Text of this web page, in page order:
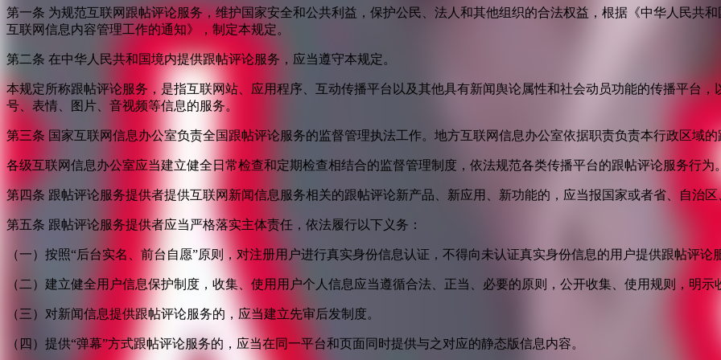
第一条 为规范互联网跟帖评论服务，维护国家安全和公共利益，保护公民、法人和其他组织的合法权益，根据《中华人民共
互联网信息内容管理工作的通知》，制定本规定。
第二条 在中华人民共和国境内提供跟帖评论服务，应当遵守本规定。
本规定所称跟帖评论服务，是指互联网站、应用程序、互动传播平台以及其他具有新闻舆论属性和社会动员功能的传播平台
号、表情、图片、音视频等信息的服务。
第三条 国家互联网信息办公室负责全国跟帖评论服务的监督管理执法工作。地方互联网信息办公室依据职责负责本行政区域
各级互联网信息办公室应当建立健全日常检查和定期检查相结合的监督管理制度，依法规范各类传播平台的跟帖评论服务行为
第四条 跟帖评论服务提供者提供互联网新闻信息服务相关的跟帖评论新产品、新应用、新功能的，应当报国家或者省、自治
第五条 跟帖评论服务提供者应当严格落实主体责任，依法履行以下义务：
（一）按照“后台实名、前台自愿”原则，对注册用户进行真实身份信息认证，不得向未认证真实身份信息的用户提供跟帖评论
（二）建立健全用户信息保护制度，收集、使用用户个人信息应当遵循合法、正当、必要的原则，公开收集、使用规则，明
（三）对新闻信息提供跟帖评论服务的，应当建立先审后发制度。
（四）提供“弹幕”方式跟帖评论服务的，应当在同一平台和页面同时提供与之对应的静态版信息内容。